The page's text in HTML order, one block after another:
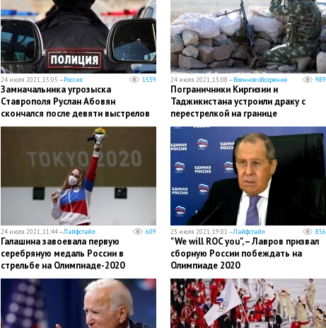
24 июля 2021, 15:05 —Россия 1559
Замначальника угрозыска
Ставрополя Руслан Абовян
скончался после девяти выстрелов
на парковке
24 июля 2021, 13:08 —Военное обозрение 989
Пограничники Киргизии и
Таджикистана устроили драку с
перестрелкой на границе
24 июля 2021, 11:44 —Лайфстайл 609
Галашина завоевала первую
серебряную медаль России в
стрельбе на Олимпиаде-2020
23 июля 2021, 19:01 —Лайфстайл 856
"We will ROC you", – Лавров призвал
сборную России побеждать на
Олимпиаде 2020